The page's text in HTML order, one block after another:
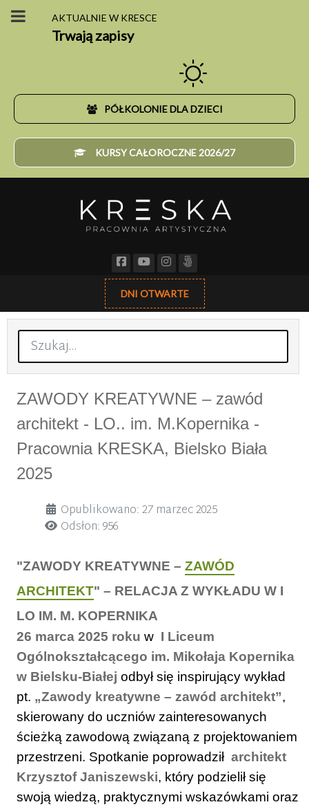
AKTUALNIE W KRESCE
Trwają zapisy
PÓŁKOLONIE DLA DZIECI
KURSY CAŁOROCZNE 2026/27
DNI OTWARTE
Szukaj
ZAWODY KREATYWNE – zawód
architekt - LO.. im. M.Kopernika -
Pracownia KRESKA, Bielsko Biała
2025
SzczegółyOpublikowano: 27 marzec 2025
Odsłon: 956
"ZAWODY KREATYWNE – ZAWÓD
ARCHITEKT" – RELACJA Z WYKŁADU W I
LO IM. M. KOPERNIKA
26 marca 2025 roku w I Liceum
Ogólnokształcącego im. Mikołaja Kopernika
w Bielsku-Białej odbył się inspirujący wykład
pt. „Zawody kreatywne – zawód architekt”,
skierowany do uczniów zainteresowanych
ścieżką zawodową związaną z projektowaniem
przestrzeni. Spotkanie poprowadził architekt
Krzysztof Janiszewski, który podzielił się
swoją wiedzą, praktycznymi wskazówkami oraz